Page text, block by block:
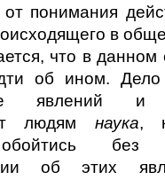
понимания
в
что в данном
об ином.
явлений и
людям наука,
об этих